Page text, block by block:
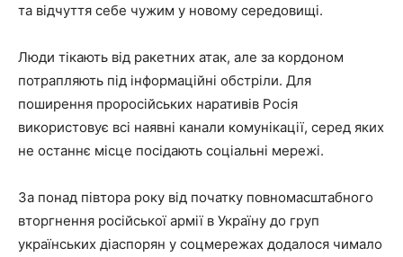
та відчуття себе чужим у новому середовищі.
Люди тікають від ракетних атак, але за кордоном
потрапляють під інформаційні обстріли. Для
поширення проросійських наративів Росія
використовує всі наявні канали комунікації, серед яких
не останнє місце посідають соціальні мережі.
За понад півтора року від початку повномасштабного
вторгнення російської армії в Україну до груп
українських діаспорян у соцмережах додалося чимало